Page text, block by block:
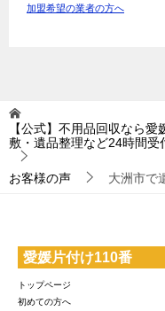
加盟希望の業者の方へ
【公式】不用品回収なら
敷・遺品整理など24時間受
お客様の声 大洲市で
愛媛片付け110番
トップページ
初めての方へ